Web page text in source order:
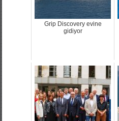
Grip Discovery evine
gidiyor